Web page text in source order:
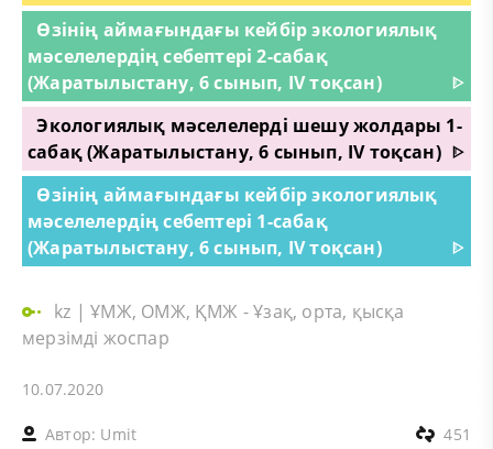
Өзінің аймағындағы кейбір экологиялық
мәселелердің себептері 2-сабақ
(Жаратылыстану, 6 сынып, IV тоқсан)
ᐈ
Экологиялық мәселелерді шешу жолдары 1-
сабақ (Жаратылыстану, 6 сынып, IV тоқсан) ᐈ
Өзінің аймағындағы кейбір экологиялық
мәселелердің себептері 1-сабақ
(Жаратылыстану, 6 сынып, IV тоқсан)
ᐈ
kz |ҰМЖ, ОМЖ, ҚМЖ - Ұзақ, орта, қысқа
мерзімді жоспар
10.07.2020
Автор: Umit 451